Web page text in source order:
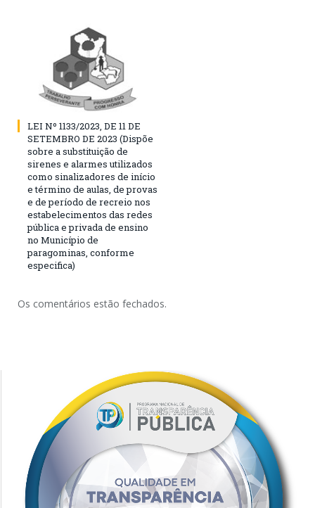
LEI Nº 1133/2023, DE 11 DE
SETEMBRO DE 2023 (Dispõe
sobre a substituição de
sirenes e alarmes utilizados
como sinalizadores de início
e término de aulas, de provas
e de período de recreio nos
estabelecimentos das redes
pública e privada de ensino
no Município de
paragominas, conforme
especifica)
Os comentários estão fechados.